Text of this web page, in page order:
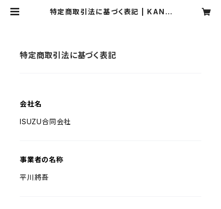
特定商取引法に基づく表記 | KANO
特定商取引法に基づく表記
会社名
ISUZU合同会社
事業者の名称
平川將吾